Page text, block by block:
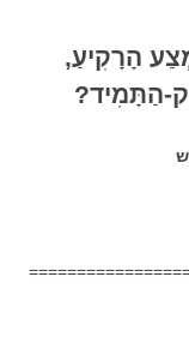
הָרָקִיעַ,
הַתָּמִיד?